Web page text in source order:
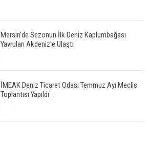
Mersin'de Sezonun İlk Deniz Kaplumbağası
Yavruları Akdeniz'e Ulaştı
İMEAK Deniz Ticaret Odası Temmuz Ayı Meclis
Toplantısı Yapıldı